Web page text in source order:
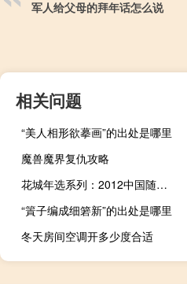
军人给父母的拜年话怎么说
相关问题
“美人相形欲摹画”的出处是哪里
魔兽魔界复仇攻略
花城年选系列：2012中国随笔年选(关于花城年选系列：2012中国随笔年选简述)
“篢子编成细箬新”的出处是哪里
冬天房间空调开多少度合适